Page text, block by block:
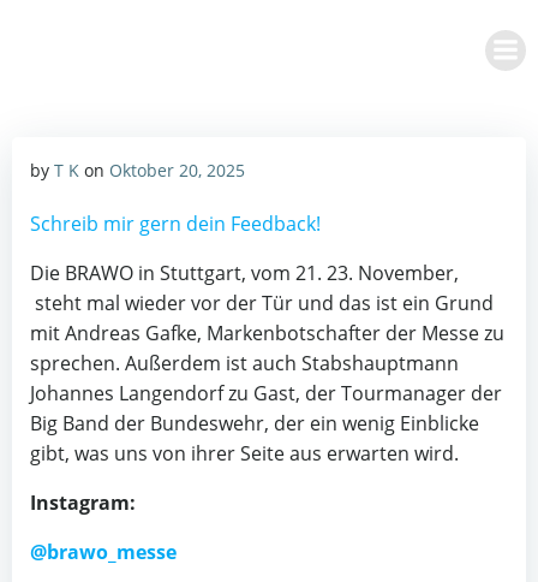
by T K on Oktober 20, 2025
Schreib mir gern dein Feedback!
Die BRAWO in Stuttgart, vom 21. 23. November,
steht mal wieder vor der Tür und das ist ein Grund
mit Andreas Gafke, Markenbotschafter der Messe zu
sprechen. Außerdem ist auch Stabshauptmann
Johannes Langendorf zu Gast, der Tourmanager der
Big Band der Bundeswehr, der ein wenig Einblicke
gibt, was uns von ihrer Seite aus erwarten wird.
Instagram:
@brawo_messe